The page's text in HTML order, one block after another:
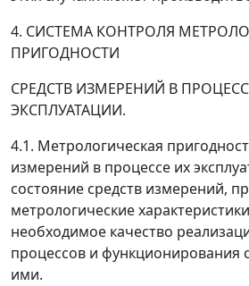
4. СИСТЕМА КОНТРОЛЯ
ПРИГОДНОСТИ
СРЕДСТВ ИЗМЕРЕНИЙ В
ЭКСПЛУАТАЦИИ.
4.1. Метрологическая
измерений в процессе их
состояние средств измерений,
метрологические
необходимое качество
процессов и функционирования
ими.